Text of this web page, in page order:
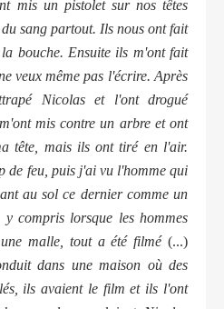
mis un pistolet sur nos têtes
sang partout. Ils nous ont fait
bouche. Ensuite ils m'ont fait
veux même pas l'écrire. Après
Nicolas et l'ont drogué
mis contre un arbre et ont
tête, mais ils ont tiré en l'air.
de feu, puis j'ai vu l'homme qui
au sol ce dernier comme un
y compris lorsque les hommes
malle, tout a été filmé (...)
dans une maison où des
ils avaient le film et ils l'ont